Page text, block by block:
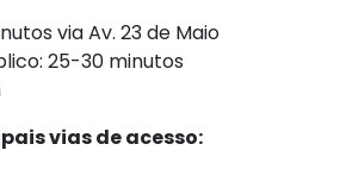
via Av. 23 de Maio
25-30 minutos
vias de acesso: